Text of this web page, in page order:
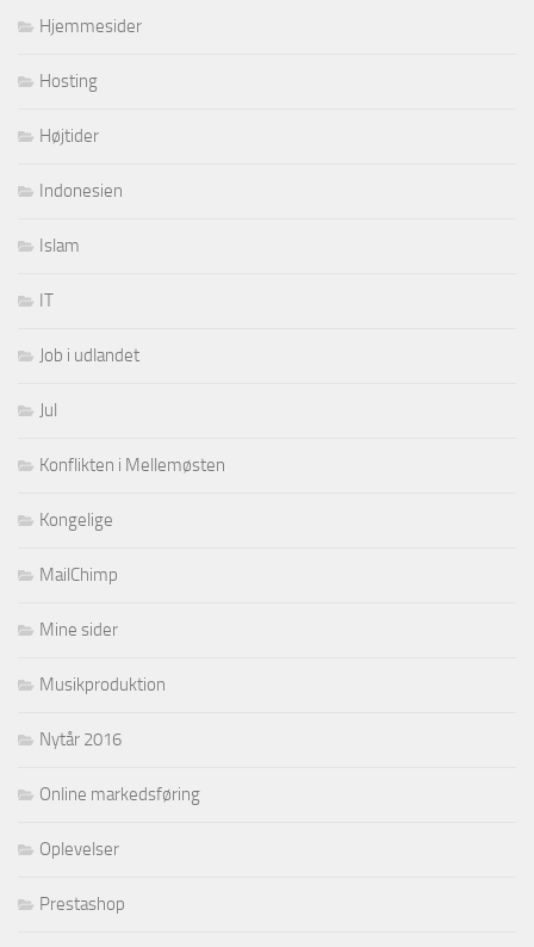
Hjemmesider
Hosting
Højtider
Indonesien
Islam
IT
Job i udlandet
Jul
Konflikten i Mellemøsten
Kongelige
MailChimp
Mine sider
Musikproduktion
Nytår 2016
Online markedsføring
Oplevelser
Prestashop